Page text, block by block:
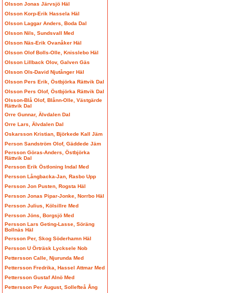
Olsson Jonas Järvsjö Häl
Olsson Korp-Erik Hassela Häl
Olsson Laggar Anders, Boda Dal
Olsson Nils, Sundsvall Med
Olsson Näs-Erik Ovanåker Häl
Olsson Olof Bolls-Olle, Knisslebo Häl
Olsson Lillback Olov, Galven Gäs
Olsson Ols-David Njutånger Häl
Olsson Pers Erik, Östbjörka Rättvik Dal
Olsson Pers Olof, Östbjörka Rättvik Dal
Olsson-Blå Olof, Blånn-Olle, Västgärde
Rättvik Dal
Orre Gunnar, Älvdalen Dal
Orre Lars, Älvdalen Dal
Oskarsson Kristian, Björkede Kall Jäm
Person Sandström Olof, Gäddede Jäm
Persson Göras-Anders, Östbjörka
Rättvik Dal
Persson Erik Östloning Indal Med
Persson Långbacka-Jan, Rasbo Upp
Persson Jon Pusten, Rogsta Häl
Persson Jonas Pipar-Jonke, Norrbo Häl
Persson Julius, Kölsillre Med
Persson Jöns, Borgsjö Med
Persson Lars Geting-Lasse, Söräng
Bollnäs Häl
Persson Per, Skog Söderhamn Häl
Persson U Örträsk Lycksele Nob
Pettersson Calle, Njurunda Med
Pettersson Fredrika, Hassel Attmar Med
Pettersson Gustaf Alnö Med
Pettersson Per August, Sollefteå Ång